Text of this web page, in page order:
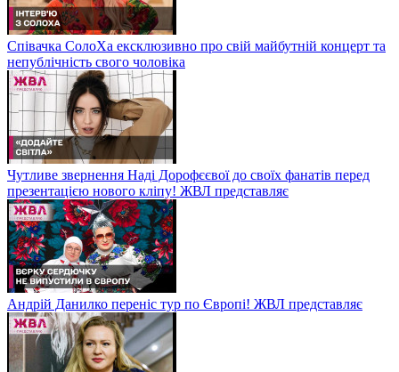
Співачка СолоХа ексклюзивно про свій майбутній концерт та
непублічність свого чоловіка
Чутливе звернення Наді Дорофєєвої до своїх фанатів перед
презентацією нового кліпу! ЖВЛ представляє
Андрій Данилко переніс тур по Європі! ЖВЛ представляє